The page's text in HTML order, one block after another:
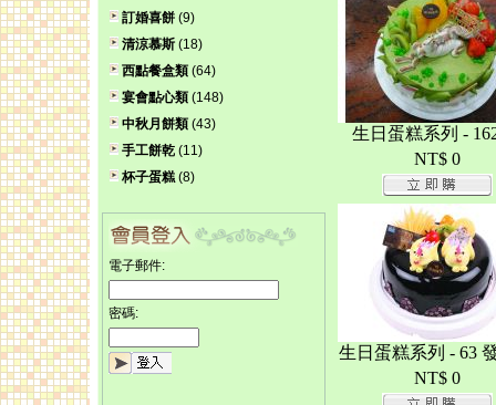
訂婚喜餅(9)
清涼慕斯(18)
西點餐盒類(64)
宴會點心類(148)
中秋月餅類(43)
手工餅乾(11)
杯子蛋糕(8)
電子郵件:
密碼:
生日蛋糕系列 -
NT$ 0
生日蛋糕系列 - 63
NT$ 0